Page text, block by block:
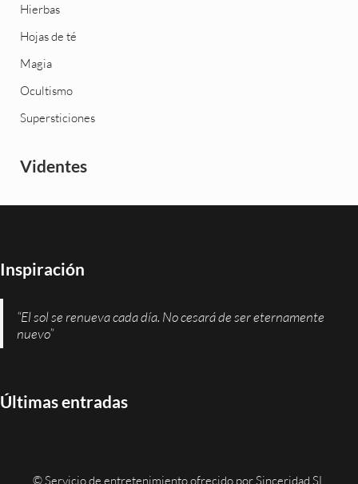
Hierbas
Hojas de té
Magia
Ocultismo
Supersticiones
Videntes
Inspiración
“El sol se renueva cada día. No cesará de ser eternamente
nuevo”
Últimas entradas
© Servicio de entretenimiento ofrecido porSinceridad SL